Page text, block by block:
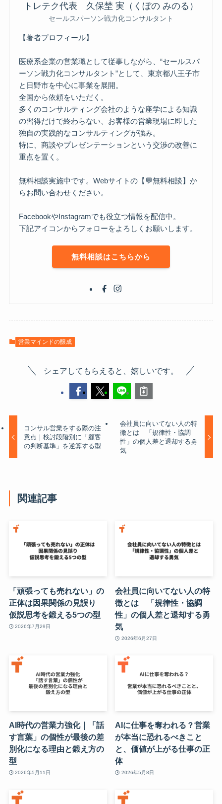
トレテク代表 久保埜 実（くぼの みのる）
セールスパーソン戦力化コンサルタント
【著者プロフィール】
医療系企業の営業職として従事しながら、“セールスパ
ーソン戦力化コンサルタント”として、東京都八王子市
と日野市を中心に事業を展開。
全国から依頼をいただく。
多くのコンサルティング会社のような座学による知識
の習得だけで終わらない、お客様の営業現場に即した
独自の実践的なコンサルティングが強み。
特に、商談やプレゼンテーションという交渉の改善に
重点を置く。
無料相談実施中です。Webサイトの【💬無料相談】か
らお問い合わせください。
FacebookやInstagramでも役立つ情報を配信中。
下記アイコンからフォローをよろしくお願いします。
無料相談はこちらから
営業マインドの醸成
シェアしてもらえると、嬉しいです。
コンサル営業をする際の注
意点｜検討段階別に「顧客
の判断基準」を逆算する型
会社員に向いてない人の特
徴とは 「規律性・協調
性」の個人差と退却する勇
気
関連記事
「頑張っても売れない」の
正体は因果関係の見誤り
仮説思考を鍛える5つの型
2026年7月29日
会社員に向いてない人の特
徴とは 「規律性・協調
性」の個人差と退却する勇
気
2026年6月27日
AI時代の営業力強化｜「話
す言葉」の個性が最後の差
別化になる理由と鍛え方の
型
2026年5月11日
AIに仕事を奪われる？営業
が本当に恐れるべきこと
と、価値が上がる仕事の正
体
2026年5月8日